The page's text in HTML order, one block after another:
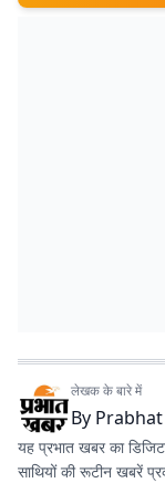
लेखक के बारे में
By
यह प्रभात खबर का
साथियों की रूटीन खबरें